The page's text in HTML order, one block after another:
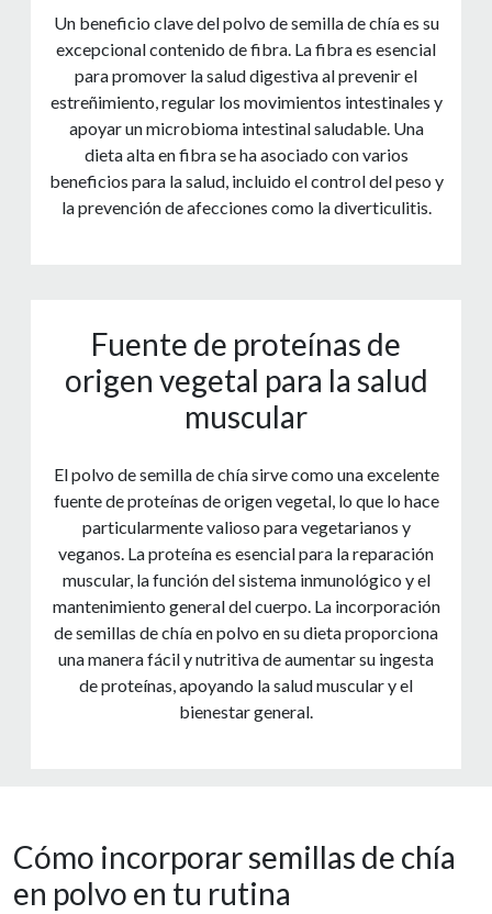
Un beneficio clave del polvo de semilla de chía es su
excepcional contenido de fibra. La fibra es esencial
para promover la salud digestiva al prevenir el
estreñimiento, regular los movimientos intestinales y
apoyar un microbioma intestinal saludable. Una
dieta alta en fibra se ha asociado con varios
beneficios para la salud, incluido el control del peso y
la prevención de afecciones como la diverticulitis.
Fuente de proteínas de
origen vegetal para la salud
muscular
El polvo de semilla de chía sirve como una excelente
fuente de proteínas de origen vegetal, lo que lo hace
particularmente valioso para vegetarianos y
veganos. La proteína es esencial para la reparación
muscular, la función del sistema inmunológico y el
mantenimiento general del cuerpo. La incorporación
de semillas de chía en polvo en su dieta proporciona
una manera fácil y nutritiva de aumentar su ingesta
de proteínas, apoyando la salud muscular y el
bienestar general.
Cómo incorporar semillas de chía
en polvo en tu rutina